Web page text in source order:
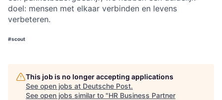
doel: mensen met elkaar verbinden en levens
verbeteren.
#scout
This job is no longer accepting applications
See open jobs at Deutsche Post.
See open jobs similar to "HR Business Partner